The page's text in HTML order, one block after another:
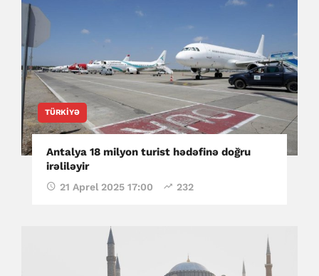
TÜRKIYƏ
Antalya 18 milyon turist hədəfinə doğru
irəliləyir
21 Aprel 2025 17:00 232